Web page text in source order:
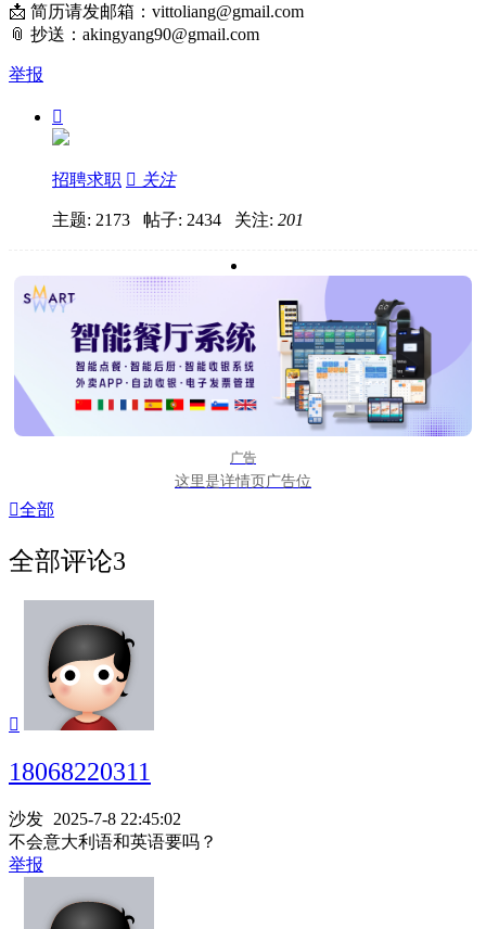
📩 简历请发邮箱： vittoliang@gmail.com
📎 抄送： akingyang90@gmail.com
举报

招聘求职  关注
主题: 2173 帖子: 2434 关注: 201
广告
这里是详情页广告位
全部
全部评论3

18068220311
沙发 2025-7-8 22:45:02
不会意大利语和英语要吗？
举报